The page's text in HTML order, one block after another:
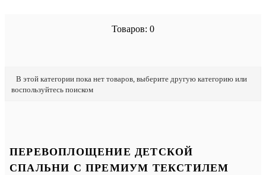
Товаров: 0
В этой категории пока нет товаров, выберите другую категорию или
воспользуйтесь поиском
ПЕРЕВОПЛОЩЕНИЕ ДЕТСКОЙ
СПАЛЬНИ С ПРЕМИУМ ТЕКСТИЛЕМ